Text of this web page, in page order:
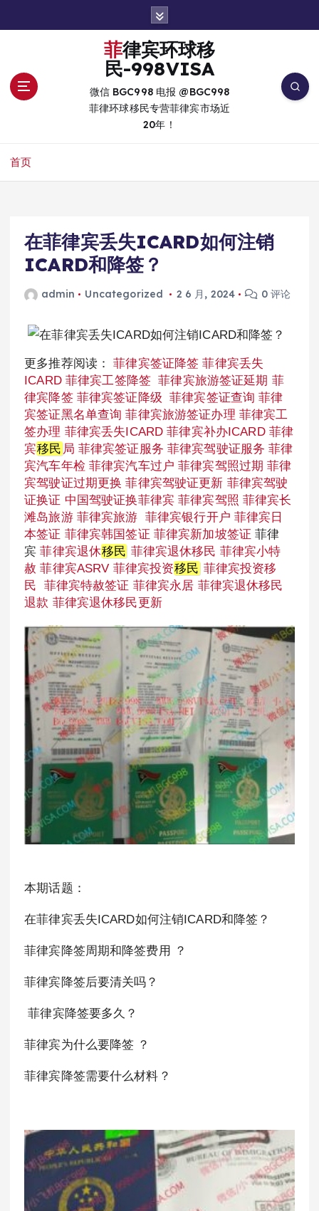
菲律宾环球移
民-998VISA
微信 BGC998 电报 @BGC998
菲律环球移民专营菲律宾市场近
20年！
首页
在菲律宾丢失ICARD如何注销
ICARD和降签？
admin Uncategorized 2 6 月, 2024 0 评论
更多推荐阅读：菲律宾签证降签 菲律宾丢失
ICARD 菲律宾工签降签 菲律宾旅游签证延期 菲
律宾降签 菲律宾签证降级 菲律宾签证查询 菲律
宾签证黑名单查询 菲律宾旅游签证办理 菲律宾工
签办理 菲律宾丢失ICARD 菲律宾补办ICARD 菲律
宾移民 局 菲律宾签证服务 菲律宾驾驶证服务 菲律
宾汽车年检 菲律宾汽车过户 菲律宾驾照过期 菲律
宾驾驶证过期更换 菲律宾驾驶证更新 菲律宾驾驶
证换证 中国驾驶证换菲律宾 菲律宾驾照 菲律宾长
滩岛旅游 菲律宾旅游 菲律宾银行开户 菲律宾日
本签证 菲律宾韩国签证 菲律宾新加坡签证 菲律
宾 菲律宾退休移民 菲律宾退休移民 菲律宾小特
赦菲律宾ASRV 菲律宾投资移民 菲律宾投资移
民
菲律宾特赦签证 菲律宾永居 菲律宾退休移民
退款 菲律宾退休移民更新
本期话题：
在菲律宾丢失ICARD如何注销ICARD和降签？
菲律宾降签周期和降签费用 ？
菲律宾降签后要清关吗？
菲律宾降签要多久？
菲律宾为什么要降签 ？
菲律宾降签需要什么材料？